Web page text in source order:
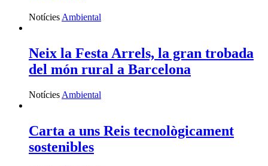
Notícies Ambiental
Neix la Festa Arrels, la gran trobada
del món rural a Barcelona
Notícies Ambiental
Carta a uns Reis tecnològicament
sostenibles